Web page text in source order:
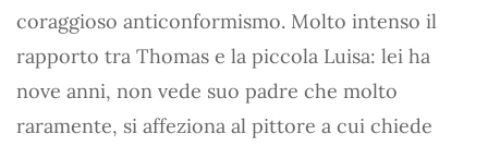
coraggioso anticonformismo. Molto intenso il
rapporto tra Thomas e la piccola Luisa: lei ha
nove anni, non vede suo padre che molto
raramente, si affeziona al pittore a cui chiede